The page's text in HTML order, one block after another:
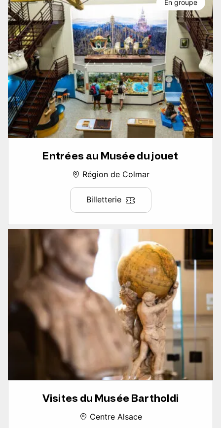
Entrées au Musée du jouet
Région de Colmar
Billetterie
En groupe
Visites du Musée Bartholdi
Centre Alsace